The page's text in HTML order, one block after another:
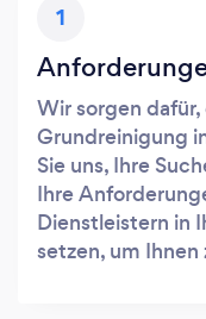
1
Wir sorgen
Grundreinigung
Sie uns, Ihre
Ihre
Dienstleistern in
setzen, um Ihnen